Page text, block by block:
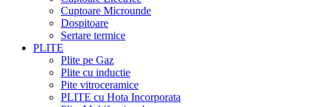
Cuptoare Microunde
Dospitoare
Sertare termice
PLITE
Plite pe Gaz
Plite cu inductie
Pite vitroceramice
PLITE cu Hota Incorporata